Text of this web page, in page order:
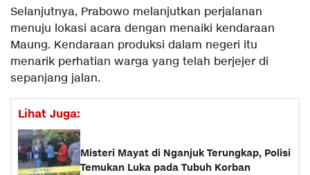
Selanjutnya, Prabowo melanjutkan perjalanan
menuju lokasi acara dengan menaiki kendaraan
Maung. Kendaraan produksi dalam negeri itu
menarik perhatian warga yang telah berjejer di
sepanjang jalan.
Lihat Juga:
Misteri Mayat di Nganjuk Terungkap, Polisi
Temukan Luka pada Tubuh Korban